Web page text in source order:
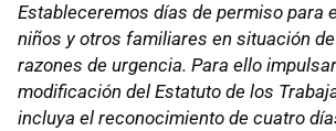
Estableceremos días de permiso para
niños y otros familiares en situación
razones de urgencia. Para ello
modificación del Estatuto de los
incluya el reconocimiento de cuatro